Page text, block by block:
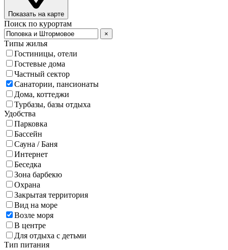
Показать на карте
Поиск по курортам
×
Типы жилья
Гостиницы, отели
Гостевые дома
Частный сектор
Санатории, пансионаты
Дома, коттеджи
Турбазы, базы отдыха
Удобства
Парковка
Бассейн
Сауна / Баня
Интернет
Беседка
Зона барбекю
Охрана
Закрытая территория
Вид на море
Возле моря
В центре
Для отдыха с детьми
Тип питания